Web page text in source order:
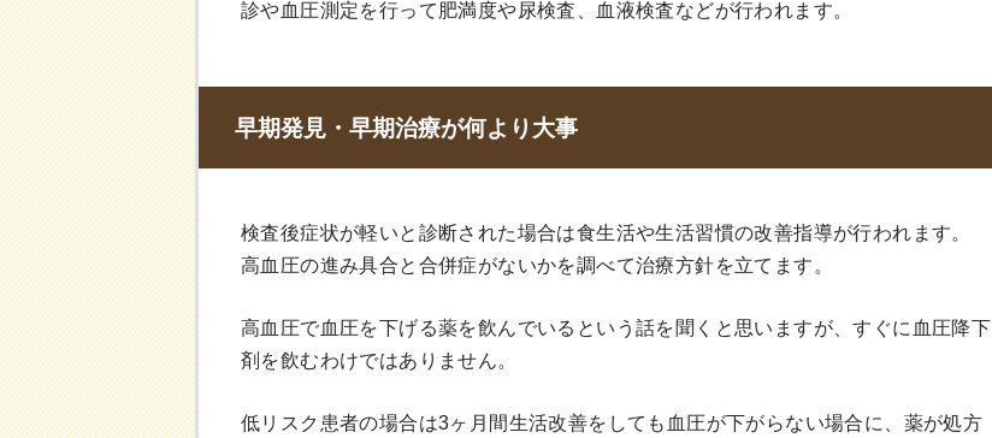
診や血圧測定を行って肥満度や尿検査、血液検査などが行われます。
早期発見・早期治療が何より大事
検査後症状が軽いと診断された場合は食生活や生活習慣の改善指導が行われます。
高血圧の進み具合と合併症がないかを調べて治療方針を立てます。
高血圧で血圧を下げる薬を飲んでいるという話を聞くと思いますが、すぐに血圧降下
剤を飲むわけではありません。
低リスク患者の場合は3ヶ月間生活改善をしても血圧が下がらない場合に、薬が処方